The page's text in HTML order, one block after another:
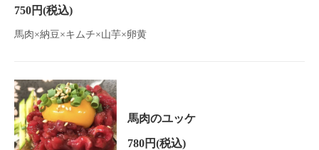
750円(税込)
馬肉×納豆×キムチ×山芋×卵黄
馬肉のユッケ
780円(税込)